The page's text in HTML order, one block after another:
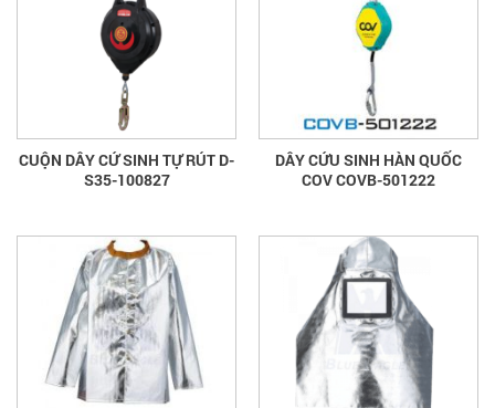
CUỘN DÂY CỨ SINH TỰ RÚT D-
S35-100827
DÂY CỨU SINH HÀN QUỐC
COV COVB-501222